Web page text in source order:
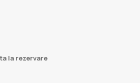
la rezervare